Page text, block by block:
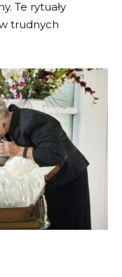
Te rytuały
trudnych